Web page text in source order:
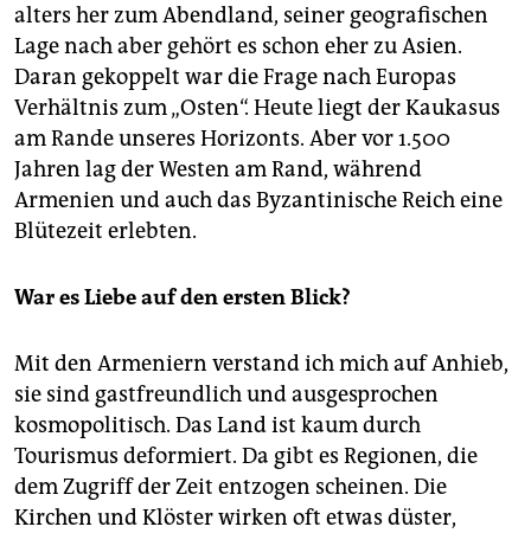
alters her zum Abendland, seiner geografischen
Lage nach aber gehört es schon eher zu Asien.
Daran gekoppelt war die Frage nach Europas
Verhältnis zum „Osten“. Heute liegt der Kaukasus
am Rande unseres Horizonts. Aber vor 1.500
Jahren lag der Westen am Rand, während
Armenien und auch das Byzantinische Reich eine
Blütezeit erlebten.
War es Liebe auf den ersten Blick?
Mit den Armeniern verstand ich mich auf Anhieb,
sie sind gastfreundlich und ausgesprochen
kosmopolitisch. Das Land ist kaum durch
Tourismus deformiert. Da gibt es Regionen, die
dem Zugriff der Zeit entzogen scheinen. Die
Kirchen und Klöster wirken oft etwas düster,